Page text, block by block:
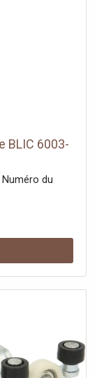
BLIC 6003-
Numéro du